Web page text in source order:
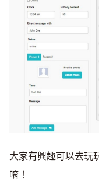
大家有興趣可以去玩
唷！